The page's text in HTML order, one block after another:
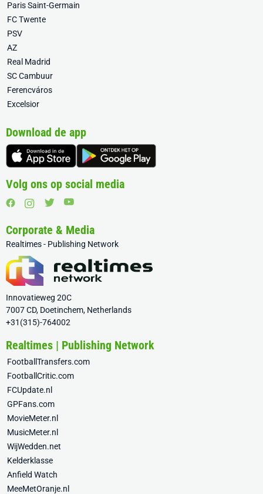
Paris Saint-Germain
FC Twente
PSV
AZ
Real Madrid
SC Cambuur
Ferencváros
Excelsior
Download de app
Volg ons op social media
Corporate & Media
Realtimes - Publishing Network
Innovatieweg 20C
7007 CD, Doetinchem, Netherlands
+31(315)-764002
Realtimes | Publishing Network
FootballTransfers.com
FootballCritic.com
FCUpdate.nl
GPFans.com
MovieMeter.nl
MusicMeter.nl
WijWedden.net
Kelderklasse
Anfield Watch
MeeMetOranje.nl